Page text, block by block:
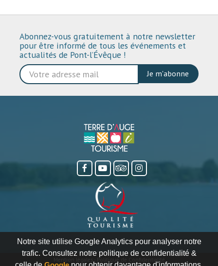
Notre site utilise Google Analytics pour analyser notre
trafic. Consultez notre politique de confidentialité &
Abonnez-vous gratuitement à notre newsletter
pour être informé de tous les événements et
actualités de Pont-l’Évêque !
Je m'abonne
Politique de Confidentialité